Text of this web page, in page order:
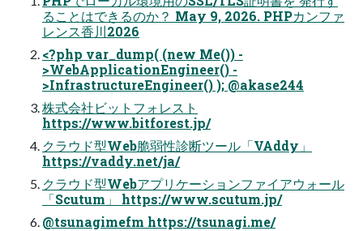
ることはできるのか？ May 9, 2026. PHPカンファ
レンス香川2026
<?php var_dump( (new Me()) -
>WebApplicationEngineer() -
>InfrastructureEngineer() ); @akase244
株式会社ビットフォレスト
https://www.bitforest.jp/
クラウド型Web脆弱性診断ツール「VAddy」
https://vaddy.net/ja/
クラウド型Webアプリケーションファイアウォール
「Scutum」 https://www.scutum.jp/
@tsunagimefm https://tsunagi.me/